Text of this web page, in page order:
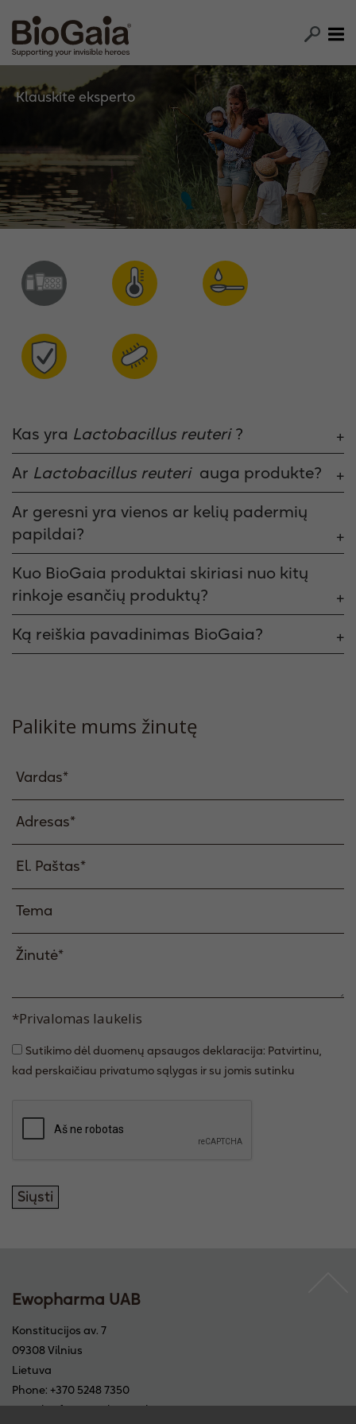
Klauskite eksperto
Kas yra Lactobacillus reuteri ?
Ar Lactobacillus reuteri auga produkte?
Ar geresni yra vienos ar kelių padermių
papildai?
Kuo BioGaia produktai skiriasi nuo kitų
rinkoje esančių produktų?
Ką reiškia pavadinimas BioGaia?
Palikite mums žinutę
*Privalomas laukelis
Sutikimo dėl duomenų apsaugos deklaracija: Patvirtinu,
kad perskaičiau privatumo sąlygas ir su jomis sutinku
Siųsti
Ewopharma UAB
Konstitucijos av. 7
09308 Vilnius
Lietuva
Phone: +370 5248 7350
E-Mail: info@ewopharma.lt